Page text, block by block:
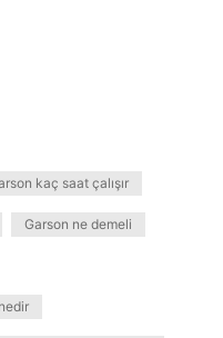
kaç saat çalışır
Garson ne demeli